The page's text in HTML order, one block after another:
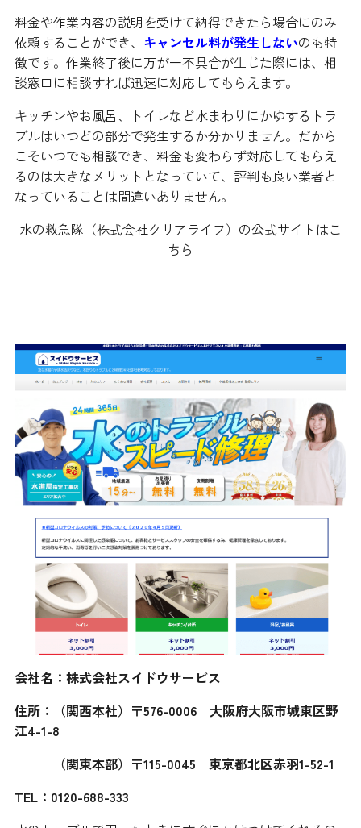
料金や作業内容の説明を受けて納得できたら場合にのみ
依頼することができ、 キャンセル料が発生しないのも特
徴です。作業終了後に万が一不具合が生じた際には、相
談窓口に相談すれば迅速に対応してもらえます。
キッチンやお風呂、トイレなど水まわりにかゆするトラ
ブルはいつどの部分で発生するか分かりません。だから
こそいつでも相談でき、料金も変わらず対応してもらえ
るのは大きなメリットとなっていて、評判も良い業者と
なっていることは間違いありません。
水の救急隊（株式会社クリアライフ）の公式サイトはこ
ちら
会社名：株式会社スイドウサービス
住所：（関西本社）〒576-0006 大阪府大阪市城東区野
江4-1-8
（関東本部）〒115-0045 東京都北区赤羽1-52-1
TEL：0120-688-333